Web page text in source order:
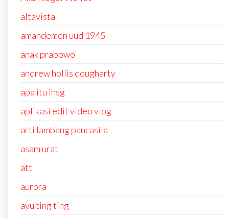
altavista
amandemen uud 1945
anak prabowo
andrew hollis dougharty
apa itu ihsg
aplikasi edit video vlog
arti lambang pancasila
asam urat
att
aurora
ayu ting ting